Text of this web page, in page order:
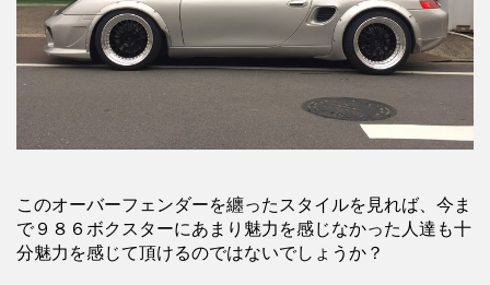
このオーバーフェンダーを纏ったスタイルを見れば、今ま
で９８６ボクスターにあまり魅力を感じなかった人達も十
分魅力を感じて頂けるのではないでしょうか？